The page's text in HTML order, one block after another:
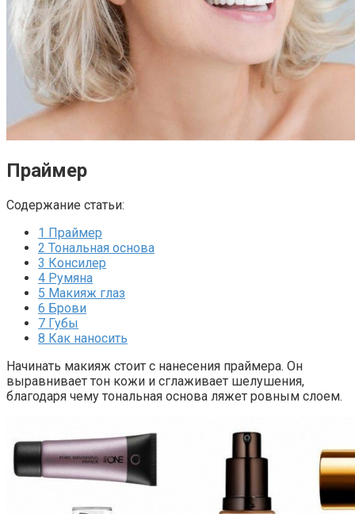
Праймер
Содержание статьи:
1 Праймер
2 Тональная основа
3 Консилер
4 Румяна
5 Макияж глаз
6 Брови
7 Губы
8 Как наносить
Начинать макияж стоит с нанесения праймера. Он
выравнивает тон кожи и сглаживает шелушения,
благодаря чему тональная основа ляжет ровным слоем.